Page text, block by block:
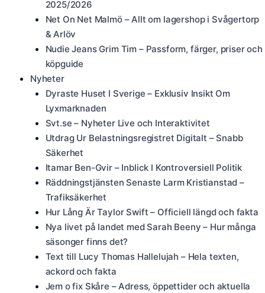
2025/2026
Net On Net Malmö – Allt om lagershop i Svågertorp
& Arlöv
Nudie Jeans Grim Tim – Passform, färger, priser och
köpguide
Nyheter
Dyraste Huset I Sverige – Exklusiv Insikt Om
Lyxmarknaden
Svt.se – Nyheter Live och Interaktivitet
Utdrag Ur Belastningsregistret Digitalt – Snabb
Säkerhet
Itamar Ben-Gvir – Inblick I Kontroversiell Politik
Räddningstjänsten Senaste Larm Kristianstad –
Trafiksäkerhet
Hur Lång Är Taylor Swift – Officiell längd och fakta
Nya livet på landet med Sarah Beeny – Hur många
säsonger finns det?
Text till Lucy Thomas Hallelujah – Hela texten,
ackord och fakta
Jem o fix Skåre – Adress, öppettider och aktuella